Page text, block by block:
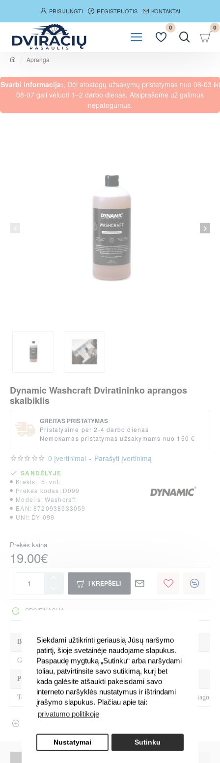
Siekdami užtikrinti geriausią Jūsų naršymo
patirtį, šioje svetainėje naudojame slapukus.
Paspaudę mygtuką „Sutinku“ arba naršydami
toliau, patvirtinsite savo sutikimą, kurį bet
kada galėsite atšaukti pakeisdami savo
interneto naršyklės nustatymus ir ištrindami
įrašymo slapukus. Plačiau apie tai:
privatumo politikoje
Nustatymai Sutinku
PRISIJUNGTI REGISTRUOTIS KONTAKTAI
0 0
o
m
Apranga
Svarbi informacija:, Dėl atostogų užsakymų pristatymas nuo 08-03 iki
08-07 gali vėluoti 1–2 darbo dienas. Atsiprašome už galimus
nepatogumus.
Dynamic Washcraft Dviratininko aprangos
skalbiklis
SANDĖLYJE
Kiekis:
5+vnt.
Prekės kodas: D099
Modelis: Washcraft
EAN: 8720938933059
UNI: DY-099
0 įvertinimai - Parašyti įvertinimą
Prekės kaina
19.00€
Į KREPŠELĮ
GREITAS PRISTATYMAS
Pristatysime per 2-4 darbo dienas
Nemokamas pristatymas užsakymams nuo 150 €
SPCIFIKACIJA
BENDRA INFORMACIJA
Gamintojas Dynamic
PREKĖS SAVYBĖS
Techninės savybės Saugus visoms